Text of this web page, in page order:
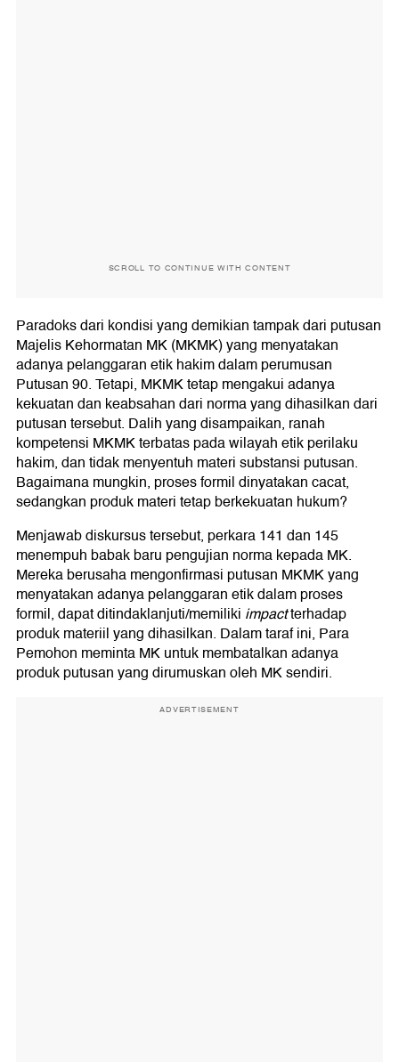
SCROLL TO CONTINUE WITH CONTENT
Paradoks dari kondisi yang demikian tampak dari putusan
Majelis Kehormatan MK (MKMK) yang menyatakan
adanya pelanggaran etik hakim dalam perumusan
Putusan 90. Tetapi, MKMK tetap mengakui adanya
kekuatan dan keabsahan dari norma yang dihasilkan dari
putusan tersebut. Dalih yang disampaikan, ranah
kompetensi MKMK terbatas pada wilayah etik perilaku
hakim, dan tidak menyentuh materi substansi putusan.
Bagaimana mungkin, proses formil dinyatakan cacat,
sedangkan produk materi tetap berkekuatan hukum?
Menjawab diskursus tersebut, perkara 141 dan 145
menempuh babak baru pengujian norma kepada MK.
Mereka berusaha mengonfirmasi putusan MKMK yang
menyatakan adanya pelanggaran etik dalam proses
formil, dapat ditindaklanjuti/memiliki impactterhadap
produk materiil yang dihasilkan. Dalam taraf ini, Para
Pemohon meminta MK untuk membatalkan adanya
produk putusan yang dirumuskan oleh MK sendiri.
ADVERTISEMENT